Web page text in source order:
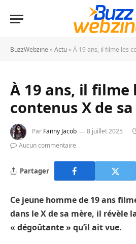
BuzzWebzine »Actu »À 19 ans, il filme les
À 19 ans, il filme
contenus X de
Par Fanny Jacob 8 juillet 2025
Aucun commentaire
Partager
Ce jeune homme de 19 ans
dans le X de sa mère, il révèle
« dégoûtante » qu’il ait vue.